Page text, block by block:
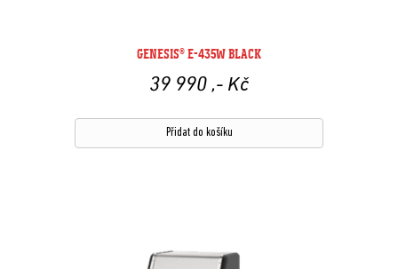
GENESIS® E-435W BLACK
39 990 ,- Kč
Přidat do košíku